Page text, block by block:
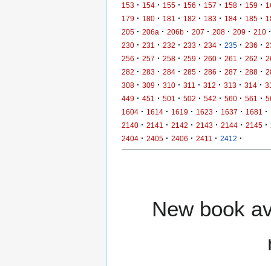
153 · 154 · 155 · 156 · 157 · 158 · 159 ·
179 · 180 · 181 · 182 · 183 · 184 · 185 ·
205 · 206a · 206b · 207 · 208 · 209 · 210 ·
230 · 231 · 232 · 233 · 234 · 235 · 236 ·
256 · 257 · 258 · 259 · 260 · 261 · 262 ·
282 · 283 · 284 · 285 · 286 · 287 · 288 ·
308 · 309 · 310 · 311 · 312 · 313 · 314 ·
449 · 451 · 501 · 502 · 542 · 560 · 561 ·
1604 · 1614 · 1619 · 1623 · 1637 · 1681 ·
2140 · 2141 · 2142 · 2143 · 2144 · 2145 ·
2404 · 2405 · 2406 · 2411 · 2412 ·
New book